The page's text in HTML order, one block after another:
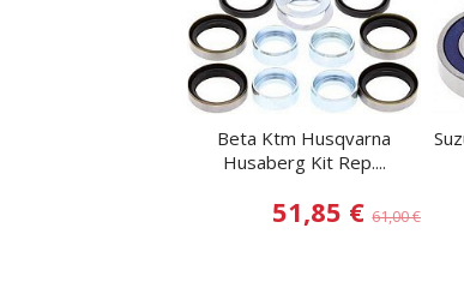
Beta Ktm Husqvarna
Husaberg Kit Rep....
51,85 €61,00 €